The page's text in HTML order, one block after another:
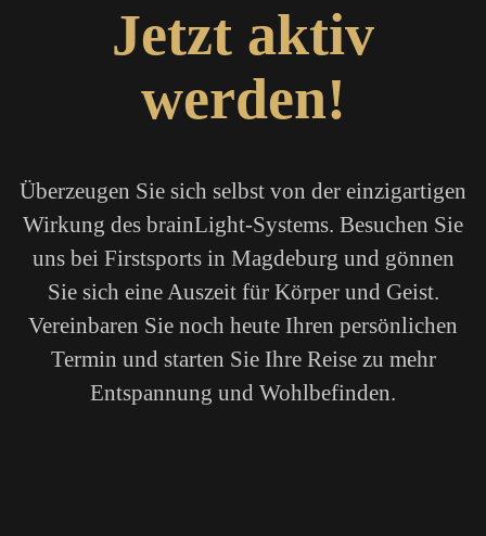
Jetzt aktiv
werden!
Überzeugen Sie sich selbst von der einzigartigen
Wirkung des brainLight-Systems. Besuchen Sie
uns bei Firstsports in Magdeburg und gönnen
Sie sich eine Auszeit für Körper und Geist.
Vereinbaren Sie noch heute Ihren persönlichen
Termin und starten Sie Ihre Reise zu mehr
Entspannung und Wohlbefinden.